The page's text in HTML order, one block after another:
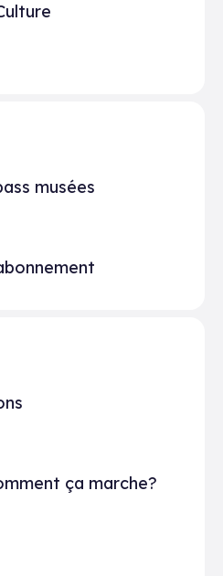
ça marche?
musées